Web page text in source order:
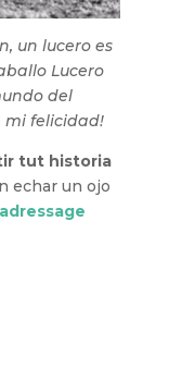
un lucero es
Lucero
del
mi felicidad!
tut historia
echar un ojo